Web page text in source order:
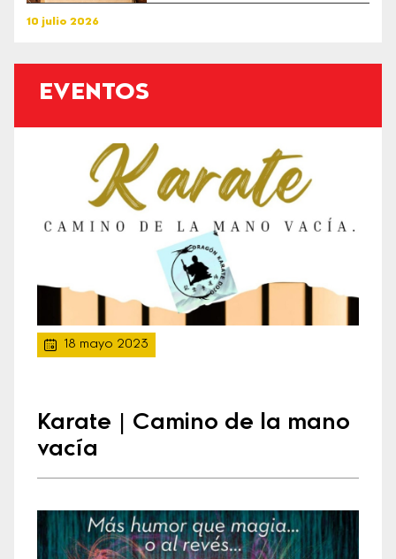
10 julio 2026
EVENTOS
18 mayo 2023
Karate | Camino de la mano
vacía